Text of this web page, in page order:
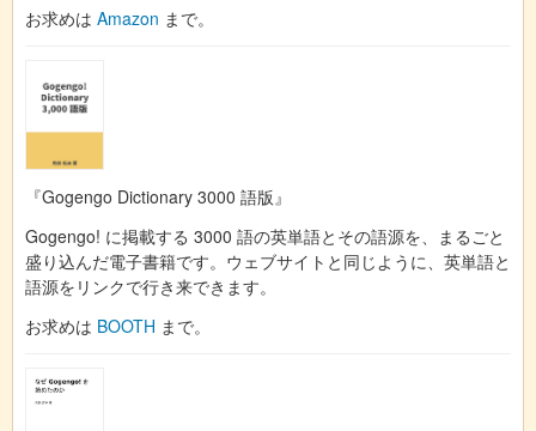
お求めは Amazon まで。
『Gogengo Dictionary 3000 語版』
Gogengo! に掲載する 3000 語の英単語とその語源を、まるごと
盛り込んだ電子書籍です。ウェブサイトと同じように、英単語と
語源をリンクで行き来できます。
お求めは BOOTH まで。